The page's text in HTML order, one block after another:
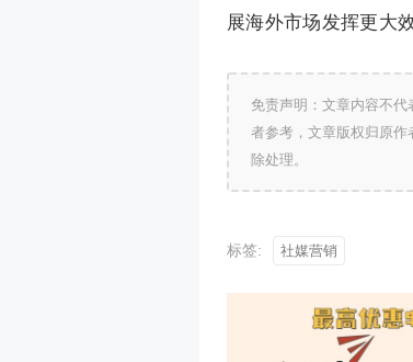
展海外市场发挥更大效
免责声明：文章内容不
者参考，文章版权归原作
除处理。
标签: 社媒营销